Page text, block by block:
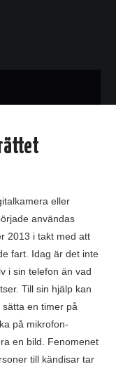
eller
användas
2013 i takt med att
fart. Idag är det inte
i sin telefon än vad
Till sin hjälp kan
en timer på
på mikrofon-
en bild. Fenomenet
till kändisar tar